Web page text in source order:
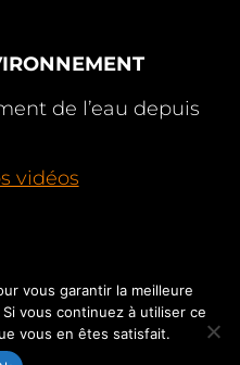
de l’eau depuis
vidéos
vous garantir la meilleure
vous continuez à utiliser ce
vous en êtes satisfait.